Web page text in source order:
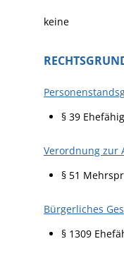
keine
§ 39
Verordnung zur
§ 51
Bürgerliches
§ 1309